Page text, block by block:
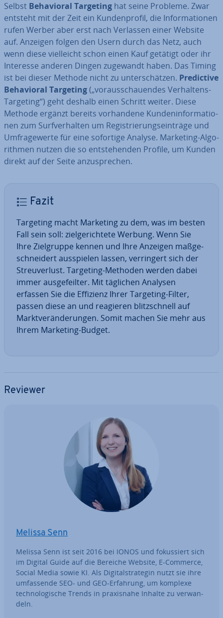
Selbst Be­ha­vi­oral Targeting hat seine Probleme. Zwar
entsteht mit der Zeit ein Kun­den­pro­fil, die In­for­ma­tio­nen
rufen Werber aber erst nach Verlassen einer Website
auf. Anzeigen folgen den Usern durch das Netz, auch
wenn diese viel­leicht schon einen Kauf getätigt oder ihr
Interesse anderen Dingen zugewandt haben. Das Timing
ist bei dieser Methode nicht zu un­ter­schät­zen. Pre­dic­ti­ve
Be­ha­vi­oral Targeting(„vor­aus­schau­en­des Ver­hal­tens-
Targeting“) geht deshalb einen Schritt weiter. Diese
Methode ergänzt bereits vor­han­de­ne Kun­den­in­for­ma­tio­
nen zum Surf­ver­hal­ten um Re­gis­trie­rungs­ein­trä­ge und
Um­fra­ge­wer­te für eine sofortige Analyse. Marketing-Al­go­
rith­men nutzen die so ent­ste­hen­den Profile, um Kunden
direkt auf der Seite an­zu­spre­chen.
Fazit
Targeting macht Marketing zu dem, was im besten
Fall sein soll: ziel­ge­rich­te­te Werbung. Wenn Sie
Ihre Ziel­grup­pe kennen und Ihre Anzeigen maß­ge­
schnei­dert aus­spie­len lassen, ver­rin­gert sich der
Streu­ver­lust. Targeting-Methoden werden dabei
immer aus­ge­feil­ter. Mit täglichen Analysen
erfassen Sie die Effizienz Ihrer Targeting-Filter,
passen diese an und reagieren blitz­schnell auf
Markt­ver­än­de­run­gen. Somit machen Sie mehr aus
Ihrem Marketing-Budget.
Reviewer
Melissa Senn
Melissa Senn ist seit 2016 bei IONOS und fo­kus­siert sich
im Digital Guide auf die Bereiche Website, E-Commerce,
Social Media sowie KI. Als Di­gi­tal­stra­te­gin nutzt sie ihre
um­fas­sen­de SEO- und GEO-Erfahrung, um komplexe
tech­no­lo­gi­sche Trends in pra­xis­na­he Inhalte zu ver­wan­
deln.